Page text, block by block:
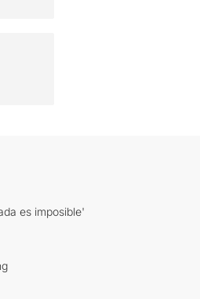
es imposible'